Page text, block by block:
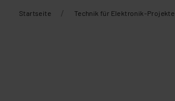
Startseite / Technik für Elektronik-Projekte